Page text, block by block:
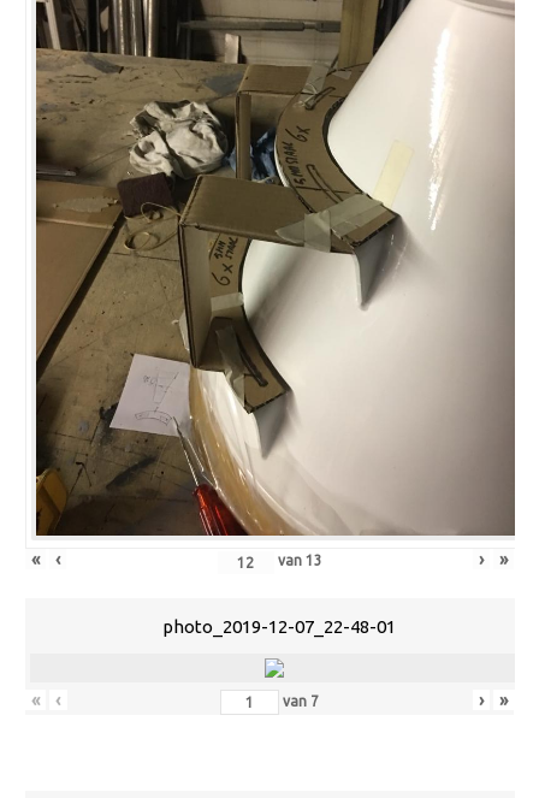
« ‹ van 13 › »
photo_2019-12-07_22-48-01
« ‹ van 7 › »